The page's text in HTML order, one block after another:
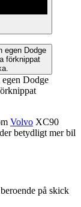
Dodge
Volvo XC90
betydligt mer bil
på skick